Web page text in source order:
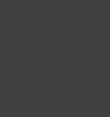
compléments que